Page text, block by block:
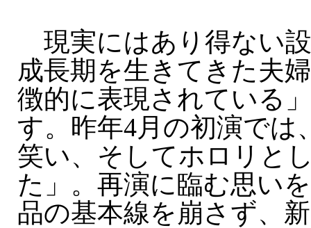
現実にはあり得ない
成長期を生きてきた夫
徴的に表現されている
す。昨年4月の初演では
笑い、そしてホロリと
た」。再演に臨む思い
品の基本線を崩さず、